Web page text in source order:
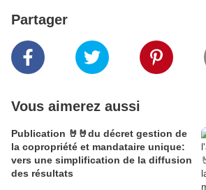
Partager
Vous aimerez aussi
Publication 🤘🤘du décret gestion de
la copropriété et mandataire unique:
vers une simplification de la diffusion
des résultats